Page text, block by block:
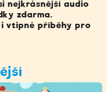
nejkrásnější audio
zdarma.
vtipné příběhy pro